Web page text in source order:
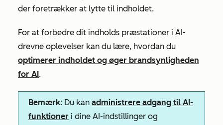
der foretrækker at lytte til indholdet.
For at forbedre dit indholds præstationer i AI-
drevne oplevelser kan du lære, hvordan du
optimerer indholdet og øger brandsynligheden
for AI.
Bemærk: Du kan administrere adgang til AI-
funktioner i dine AI-indstillinger og